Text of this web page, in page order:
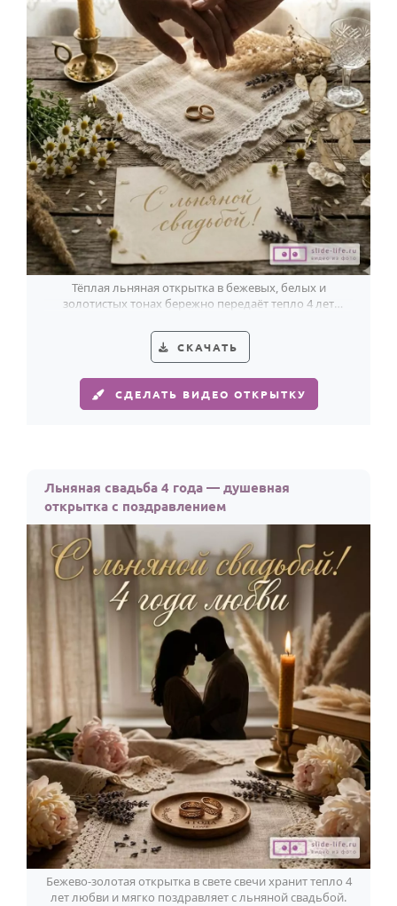
Тёплая льняная открытка в бежевых, белых и
золотистых тонах бережно передаёт тепло 4 лет
СКАЧАТЬ
СДЕЛАТЬ ВИДЕО ОТКРЫТКУ
Льняная свадьба 4 года — душевная
открытка с поздравлением
Бежево-золотая открытка в свете свечи хранит тепло 4
лет любви и мягко поздравляет с льняной свадьбой.